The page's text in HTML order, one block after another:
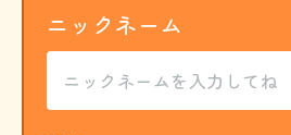
ニックネーム